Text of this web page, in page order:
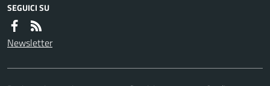
SEGUICI SU
Newsletter